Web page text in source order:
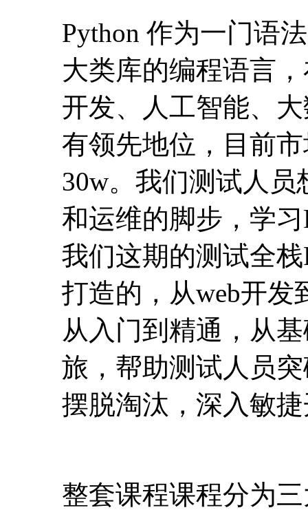
Python 作为一门语
大类库的编程语言
开发、人工智能、
有领先地位，目前
30w。我们测试人
和运维的脚步，学
我们这期的测试全
打造的，从web开
从入门到精通，从
旅，帮助测试人员
摆脱淘汰，深入敏
整套课程课程分为